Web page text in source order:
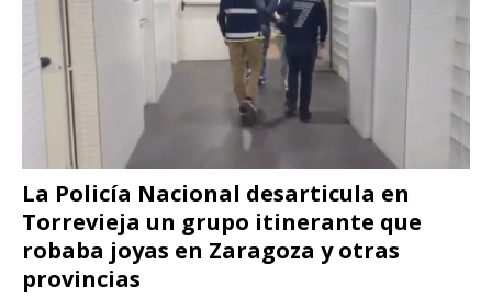
La Policía Nacional desarticula en
Torrevieja un grupo itinerante que
robaba joyas en Zaragoza y otras
provincias